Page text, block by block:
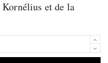
et de la